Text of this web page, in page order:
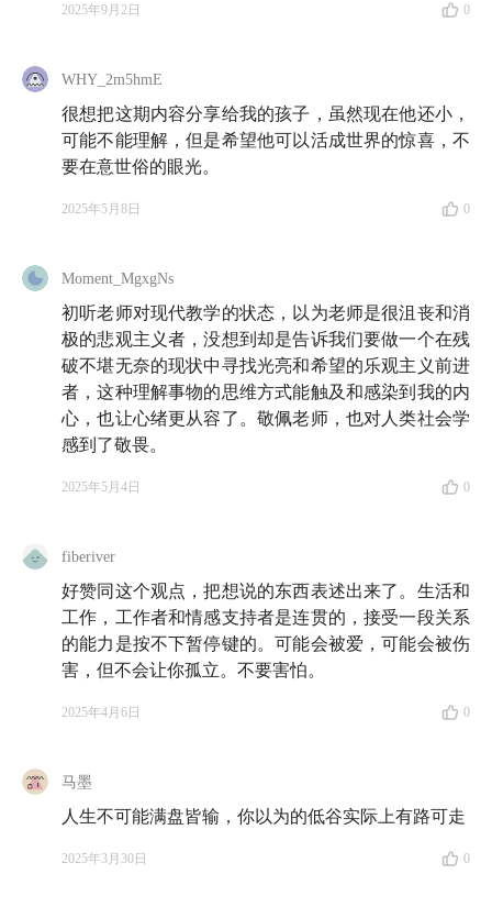
年里，从不同的视角看待自己和这个世界。
欢。
兑换码。
🍻 本期嘉宾
袁长庚：人类学学者，云南大学社会学系副教授，研究
方向包括医学人类学、伦理与文化、人类学理论以及八
十年代以来当代中欧社会文化变迁，看理想音频节目
🌳 时间轴
🟤城市与城市
02:07东北与西南：下岗的东北人看破了制度的脆弱
09:54
一个池塘里的泥越厚，能滋养的生物越多，而深
2025年9月2日 0
WHY_2m5hmE
很想把这期内容分享给我的孩子，虽然现在他还小，
可能不能理解，但是希望他可以活成世界的惊喜，不
要在意世俗的眼光。
2025年5月8日 0
Moment_MgxgNs
初听老师对现代教学的状态，以为老师是很沮丧和消
极的悲观主义者，没想到却是告诉我们要做一个在残
破不堪无奈的现状中寻找光亮和希望的乐观主义前进
者，这种理解事物的思维方式能触及和感染到我的内
心，也让心绪更从容了。敬佩老师，也对人类社会学
感到了敬畏。
2025年5月4日 0
fiberiver
好赞同这个观点，把想说的东西表述出来了。生活和
工作，工作者和情感支持者是连贯的，接受一段关系
的能力是按不下暂停键的。可能会被爱，可能会被伤
害，但不会让你孤立。不要害怕。
2025年4月6日 0
马墨
人生不可能满盘皆输，你以为的低谷实际上有路可走
2025年3月30日 0